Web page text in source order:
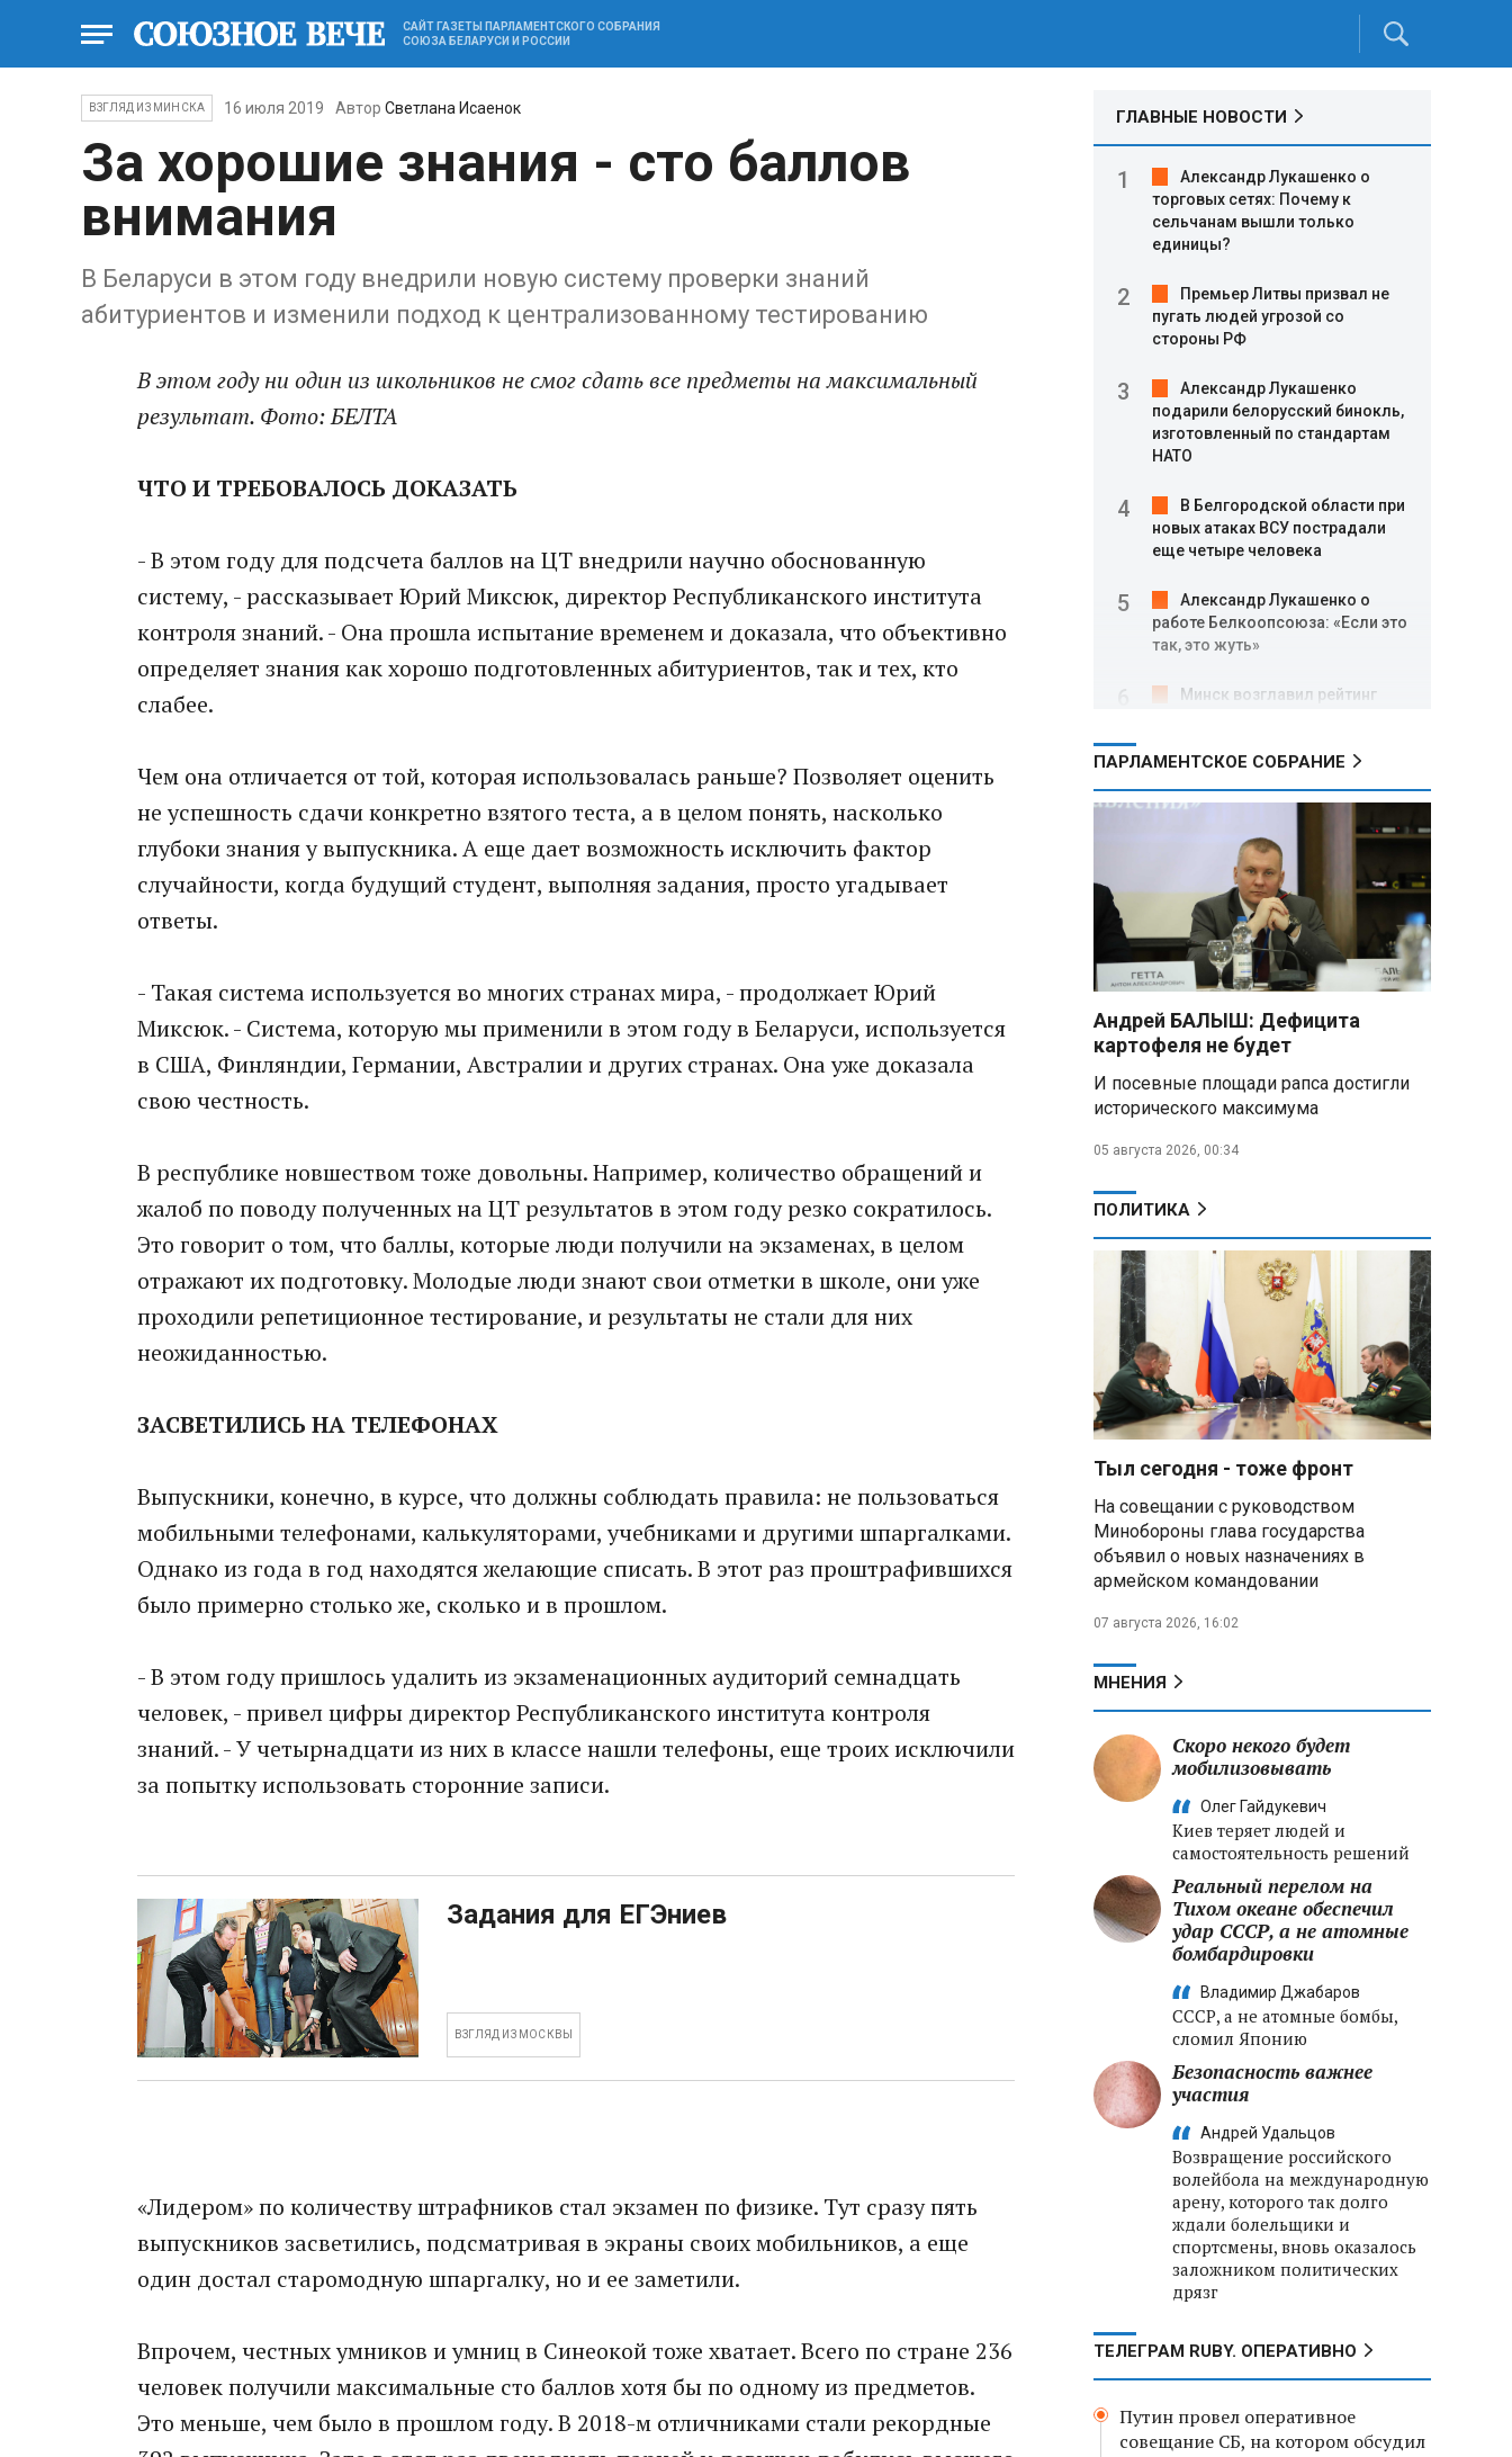
САЙТ ГАЗЕТЫ ПАРЛАМЕНТСКОГО СОБРАНИЯ
СОЮЗА БЕЛАРУСИ И РОССИИ
ВЗГЛЯД ИЗ МИНСКА 16 июля 2019 АвторСветлана Исаенок
За хорошие знания - сто баллов
внимания
В Беларуси в этом году внедрили новую систему проверки знаний
абитуриентов и изменили подход к централизованному тестированию
В этом году ни один из школьников не смог сдать все предметы на максимальный
результат. Фото: БЕЛТА
ЧТО И ТРЕБОВАЛОСЬ ДОКАЗАТЬ
- В этом году для подсчета баллов на ЦТ внедрили научно обоснованную
систему, - рассказывает Юрий Миксюк, директор Республиканского института
контроля знаний. - Она прошла испытание временем и доказала, что объективно
определяет знания как хорошо подготовленных абитуриентов, так и тех, кто
слабее.
Чем она отличается от той, которая использовалась раньше? Позволяет оценить
не успешность сдачи конкретно взятого теста, а в целом понять, насколько
глубоки знания у выпускника. А еще дает возможность исключить фактор
случайности, когда будущий студент, выполняя задания, просто угадывает
ответы.
- Такая система используется во многих странах мира, - продолжает Юрий
Миксюк. - Система, которую мы применили в этом году в Беларуси, используется
в США, Финляндии, Германии, Австралии и других странах. Она уже доказала
свою честность.
В республике новшеством тоже довольны. Например, количество обращений и
жалоб по поводу полученных на ЦТ результатов в этом году резко сократилось.
Это говорит о том, что баллы, которые люди получили на экзаменах, в целом
отражают их подготовку. Молодые люди знают свои отметки в школе, они уже
проходили репетиционное тестирование, и результаты не стали для них
неожиданностью.
ЗАСВЕТИЛИСЬ НА ТЕЛЕФОНАХ
Выпускники, конечно, в курсе, что должны соблюдать правила: не пользоваться
мобильными телефонами, калькуляторами, учебниками и другими шпаргалками.
Однако из года в год находятся желающие списать. В этот раз проштрафившихся
было примерно столько же, сколько и в прошлом.
- В этом году пришлось удалить из экзаменационных аудиторий семнадцать
человек, - привел цифры директор Республиканского института контроля
знаний. - У четырнадцати из них в классе нашли телефоны, еще троих исключили
за попытку использовать сторонние записи.
Задания для ЕГЭниев
ВЗГЛЯД ИЗ МОСКВЫ
«Лидером» по количеству штрафников стал экзамен по физике. Тут сразу пять
выпускников засветились, подсматривая в экраны своих мобильников, а еще
один достал старомодную шпаргалку, но и ее заметили.
Впрочем, честных умников и умниц в Синеокой тоже хватает. Всего по стране 236
человек получили максимальные сто баллов хотя бы по одному из предметов.
Это меньше, чем было в прошлом году. В 2018-м отличниками стали рекордные
ГЛАВНЫЕ НОВОСТИ
Александр Лукашенко о
торговых сетях: Почему к
сельчанам вышли только
единицы?
Премьер Литвы призвал не
пугать людей угрозой со
стороны РФ
Александр Лукашенко
подарили белорусский бинокль,
изготовленный по стандартам
НАТО
В Белгородской области при
новых атаках ВСУ пострадали
еще четыре человека
Александр Лукашенко о
работе Белкоопсоюза: «Если это
так, это жуть»
Минск возглавил рейтинг
Минобороны РФ: при
освобождении Анискино ВСУ
понесли большие потери, часть
военных сдалась в плен
Александр Лукашенко:
Россияне «услышали батьку» и
скупают пустующие дома в
белорусских деревнях
Алесандр Лукашенко назвал
работу сельской торговли
возмутился «просрочкой и
тухлятиной»
Владимир Путин обсудил с
меры по защите инфраструктуры
Минобороны РФ: «Искандер»
уничтожил эшелон с техникой
ВСУ в Днепропетровской
области
Главы правительств ЕАЭС
подписали три соглашения по
e‑торговле, биржевому рынку и
ученым званиям
Александр Лукашенко:
Хотите «собирать сливки» в
городах — отвечайте и за
отдалённые деревни
Минобороны РФ: установлен
Харьковской области
криптообменников в «Москва-
Сити», через которую
украинские call-центры
выводили похищенные деньги
ПАРЛАМЕНТСКОЕ СОБРАНИЕ
Андрей БАЛЫШ: Дефицита
картофеля не будет
И посевные площади рапса достигли
исторического максимума
05 августа 2026, 00:34
ПОЛИТИКА
Тыл сегодня - тоже фронт
На совещании с руководством
Минобороны глава государства
объявил о новых назначениях в
армейском командовании
07 августа 2026, 16:02
МНЕНИЯ
Скоро некого будет
мобилизовывать
Олег Гайдукевич
Киев теряет людей и
самостоятельность решений
Реальный перелом на
Тихом океане обеспечил
удар СССР, а не атомные
бомбардировки
Владимир Джабаров
СССР, а не атомные бомбы,
сломил Японию
Безопасность важнее
участия
Андрей Удальцов
Возвращение российского
волейбола на международную
арену, которого так долго
ждали болельщики и
спортсмены, вновь оказалось
заложником политических
дрязг
ТЕЛЕГРАМ RUBY. ОПЕРАТИВНО
Путин провел оперативное
совещание СБ, на котором обсудил